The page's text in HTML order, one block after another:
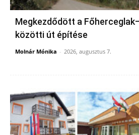
Megkezdődött a
közötti út építése
Molnár Mónika - 2026, augusztus 7.